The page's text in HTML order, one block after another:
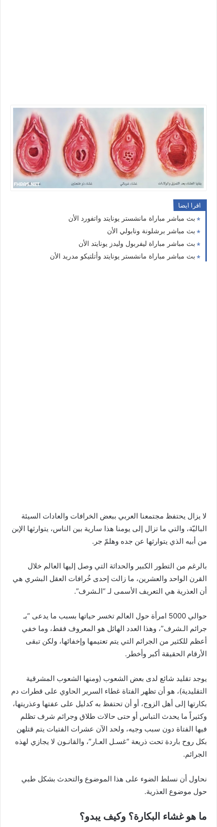
اقرا ايضا
بث مباشر مباراة مانشستر يونايتد واتفورد الأن
بث مباشر برشلونة ونابولي الأن
بث مباشر مباراة ليفربول وليدز يونايتد الأن
بث مباشر مباراة مانشستر يونايتد وأتلتيكو مدريد الأن
لا يزال يحتفظ مجتمعنا العربي ببعض الخرافات والعادات السيئة
الباليّة، والتي ما تزال إلى يومنا هذا سارية بين الناس، يتوارثها الإبن
من أبيه الذي يتوارثها عن جده وهلمّ جر.
بالرغم من التطور الكبير والحداثة التي وصل إليها العالم خلال
القرن الواحد والعشرين، ما زالت إحدى خُرافات العقل البشري هي
أن العذرية هي التعريف الأسمى لـ “الـشرف”.
حوالي 5000 امرأة حول العالم تخسر حياتها بسبب ما يدعى “بـ
جرائم الـشرف”، وهذا العدد الهائل هو المعروف فقط، وما خفي
أعظم للكثير من الجرائم التي يتم تعتيمها وإخفائها، ولكن تبقى
الأرقام الحقيقة أكبر وأخطر.
يوجد تقليد شائع لدى بعض الشعوب (ومنها الشعوب المشرقية
التقليدية)، هو أن تظهر الفتاة غطاء السرير الحاوي على قطرات دم
بكارتها إلى أهل الزوج، أو أن تحتفظ به كدليل على عفتها وعذريتها،
وكثيراً ما يحدث التباس أو حتى حالات طلاق وجرائم شرف تظلم
فيها الفتاة دون سبب وجيه، ولحد الآن عشرات الفتيات يتم قتلهن
بكل روح باردة تحت ذريعة “غسـل العـار”، والقانـون لا يجازي لهذه
الجرائم.
نحاول أن نسلط الضوء على هذا الموضوع والتحدث بشكل طبي
حول موضوع العذرية.
ما هو غشاء البكارة؟ وكيف يبدو؟